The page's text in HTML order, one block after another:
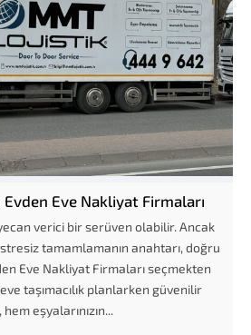
Eve Nakliyat Firmaları
verici bir serüven olabilir. Ancak
tamamlamanın anahtarı, doğru
Eve Nakliyat Firmaları seçmekten
taşımacılık planlarken güvenilir
eşyalarınızın...